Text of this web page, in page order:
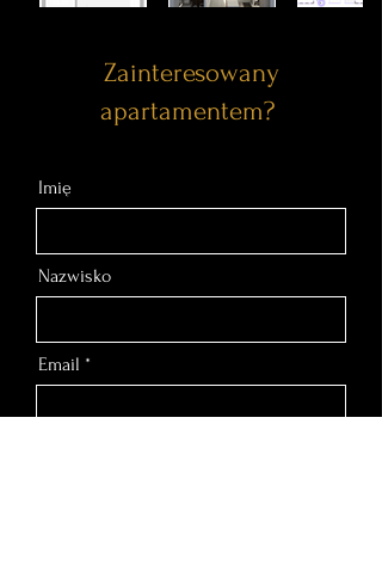
Zainteresowany
apartamentem?
Imię
Nazwisko
Email